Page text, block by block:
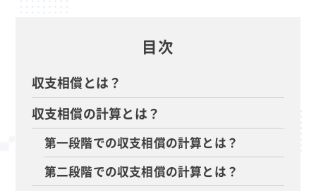
目次
収支相償とは？
収支相償の計算とは？
第一段階での収支相償の計算とは？
第二段階での収支相償の計算とは？